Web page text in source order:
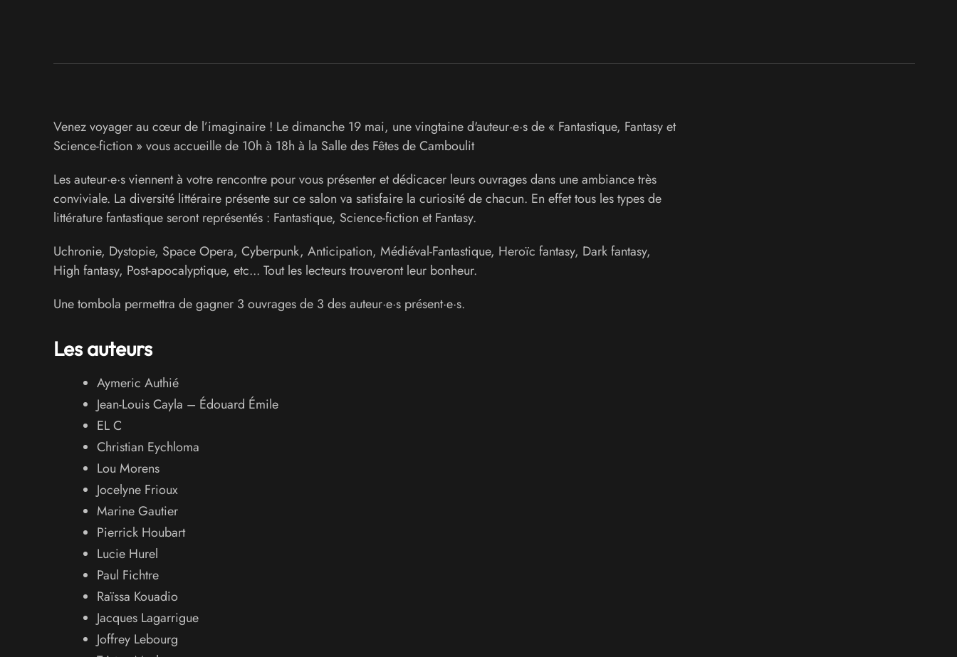
Venez voyager au cœur de l’imaginaire ! Le dimanche 19 mai, une vingtaine d'auteur·e·s de « Fantastique, Fantasy et
Science-fiction » vous accueille de 10h à 18h à la Salle des Fêtes de Camboulit
Les auteur·e·s viennent à votre rencontre pour vous présenter et dédicacer leurs ouvrages dans une ambiance très
conviviale. La diversité littéraire présente sur ce salon va satisfaire la curiosité de chacun. En effet tous les types de
littérature fantastique seront représentés : Fantastique, Science-fiction et Fantasy.
Uchronie, Dystopie, Space Opera, Cyberpunk, Anticipation, Médiéval-Fantastique, Heroïc fantasy, Dark fantasy,
High fantasy, Post-apocalyptique, etc... Tout les lecteurs trouveront leur bonheur.
Une tombola permettra de gagner 3 ouvrages de 3 des auteur·e·s présent·e·s.
Les auteurs
Aymeric Authié
Jean-Louis Cayla – Édouard Émile
EL C
Christian Eychloma
Lou Morens
Jocelyne Frioux
Marine Gautier
Pierrick Houbart
Lucie Hurel
Paul Fichtre
Raïssa Kouadio
Jacques Lagarrigue
Joffrey Lebourg